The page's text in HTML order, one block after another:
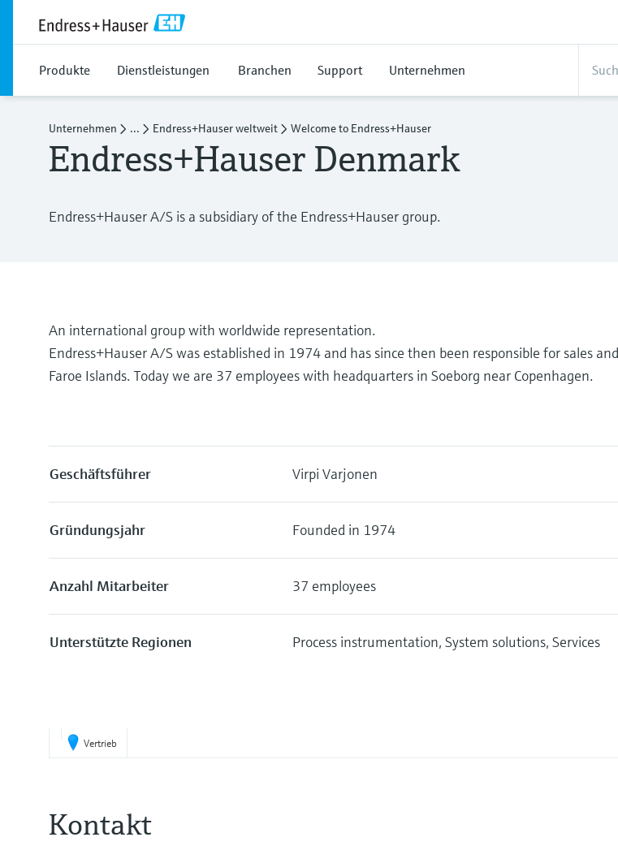
Produkte Dienstleistungen Branchen Support Unternehmen
Unternehmen ... Endress+Hauser weltweit Welcome to Endress+Hauser
Endress+Hauser Denmark
Endress+Hauser A/S is a subsidiary of the Endress+Hauser group.
An international group with worldwide representation.
Endress+Hauser A/S was established in 1974 and has since then been responsible for sales
Faroe Islands. Today we are 37 employees with headquarters in Soeborg near Copenhagen.
Geschäftsführer Virpi Varjonen
Gründungsjahr Founded in 1974
Anzahl Mitarbeiter 37 employees
Unterstützte Regionen Process instrumentation, System solutions, Services
Vertrieb
Kontakt